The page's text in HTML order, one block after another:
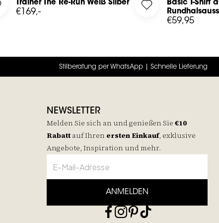
wishlist
in to add Trainer The Re-Run Weiß Silber to your wishlist
Trainer The Re-Run Weiß Silber
€169,- Log in to add Basic
Basic T-Shirt
€59,95
Stilberatung per WhatsApp | Schnelle Lieferung
NEWSLETTER
Melden Sie sich an und genießen Sie €10
Rabatt aufIhren ersten Einkauf, exklusive
Angebote, Inspiration und mehr.
ANMELDEN